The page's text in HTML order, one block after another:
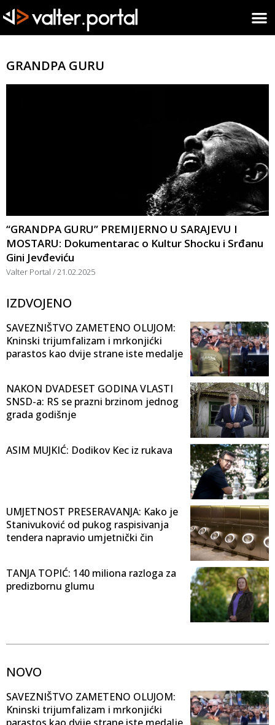
GRANDPA GURU
“GRANDPA GURU” PREMIJERNO U SARAJEVU I
MOSTARU: Dokumentarac o Kultur Shocku i Srđanu
Gini Jevđeviću
Valter Portal 21.02.2025
IZDVOJENO
SAVEZNIŠTVO ZAMETENO OLUJOM:
Kninski trijumfalizam i mrkonjićki
parastos kao dvije strane iste medalje
NAKON DVADESET GODINA VLASTI
SNSD-a: RS se prazni brzinom jednog
grada godišnje
ASIM MUJKIĆ: Dodikov Kec iz rukava
UMJETNOST PRESERAVANJA: Kako je
Stanivuković od pukog raspisivanja
tendera napravio umjetnički čin
TANJA TOPIĆ: 140 miliona razloga za
predizbornu glumu
NOVO
SAVEZNIŠTVO ZAMETENO OLUJOM:
Kninski trijumfalizam i mrkonjićki